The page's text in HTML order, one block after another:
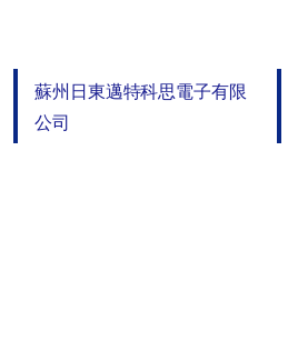
蘇州日東邁特科思電子有限
公司